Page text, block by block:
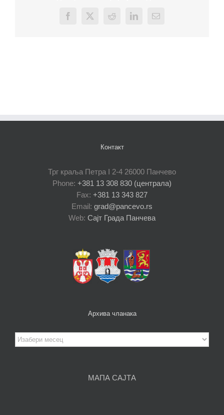
Facebook
X Reddit LinkedInEmail
Контакт
Трг краља Петра I 2-4 26000 Панчево
Phone: +381 13 308 830 (централа)
Fax: +381 13 343 827
Email: grad@pancevo.rs
Web: Сајт Града Панчева
Архива чланака
Архива
чланака
МАПА САЈТА